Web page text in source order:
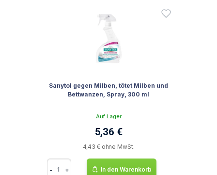
Sanytol gegen Milben, tötet Milben und
Bettwanzen, Spray, 300 ml
Auf Lager
5,36 €
4,43 € ohne MwSt.
- + In den Warenkorb